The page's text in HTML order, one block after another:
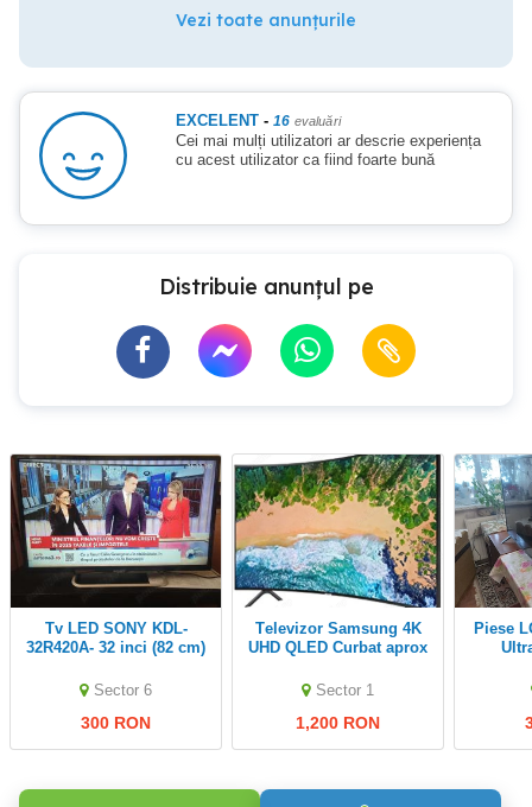
Vezi toate anunțurile
EXCELENT - 16 evaluări
Cei mai mulți utilizatori ar descrie experiența
cu acest utilizator ca fiind foarte bună
Distribuie anunțul pe
Tv LED SONY KDL-
32R420A- 32 inci (82 cm)
sleem
Sector 6
300 RON
Televizor Samsung 4K
UHD QLED Curbat aprox
Sector 1
1,200 RON
Piese LG 49UN711C0ZB